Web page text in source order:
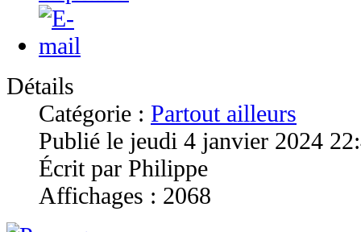
Détails
Catégorie : Partout ailleurs
Publié le jeudi 4 janvier 2024
Écrit par Philippe
Affichages : 2068